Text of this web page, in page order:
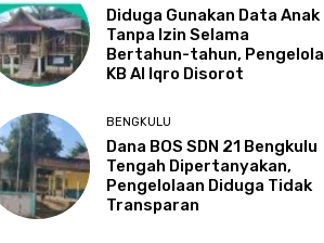
Diduga Gunakan Data Anak
Tanpa Izin Selama
Bertahun-tahun, Pengelola
KB Al Iqro Disorot
BENGKULU
Dana BOS SDN 21 Bengkulu
Tengah Dipertanyakan,
Pengelolaan Diduga Tidak
Transparan